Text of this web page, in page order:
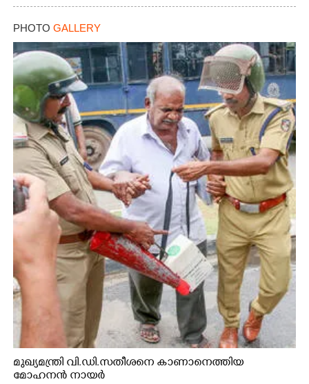
PHOTO GALLERY
മുഖ്യമന്ത്രി വി.ഡി.സതീശനെ കാണാനെത്തിയ
മോഹനൻ നായർ